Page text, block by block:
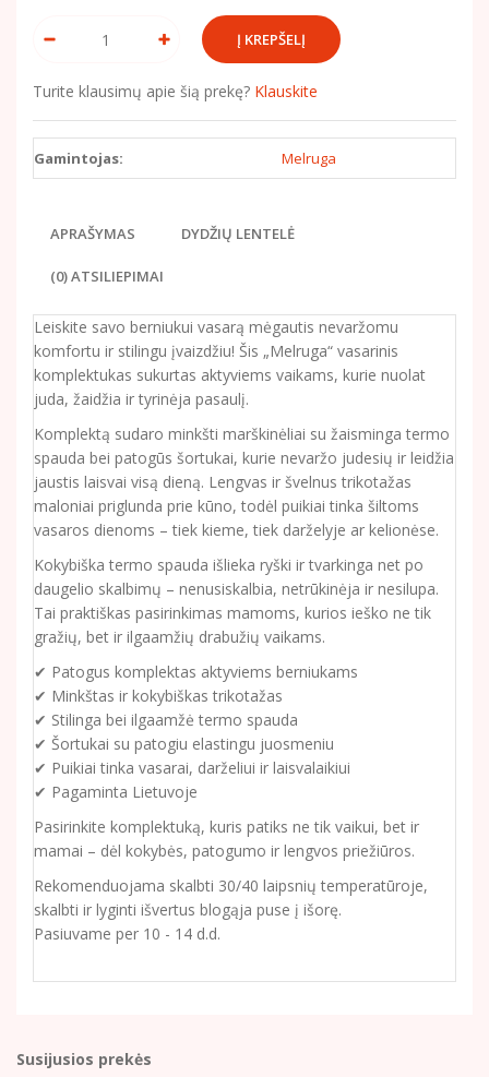
Turite klausimų apie šią prekę? Klauskite
Gamintojas: Melruga
APRAŠYMAS DYDŽIŲ LENTELĖ
(0) ATSILIEPIMAI
Leiskite savo berniukui vasarą mėgautis nevaržomu
komfortu ir stilingu įvaizdžiu! Šis „Melruga“ vasarinis
komplektukas sukurtas aktyviems vaikams, kurie nuolat
juda, žaidžia ir tyrinėja pasaulį.
Komplektą sudaro minkšti marškinėliai su žaisminga termo
spauda bei patogūs šortukai, kurie nevaržo judesių ir leidžia
jaustis laisvai visą dieną. Lengvas ir švelnus trikotažas
maloniai priglunda prie kūno, todėl puikiai tinka šiltoms
vasaros dienoms – tiek kieme, tiek darželyje ar kelionėse.
Kokybiška termo spauda išlieka ryški ir tvarkinga net po
daugelio skalbimų – nenusiskalbia, netrūkinėja ir nesilupa.
Tai praktiškas pasirinkimas mamoms, kurios ieško ne tik
gražių, bet ir ilgaamžių drabužių vaikams.
✔ Patogus komplektas aktyviems berniukams
✔ Minkštas ir kokybiškas trikotažas
✔ Stilinga bei ilgaamžė termo spauda
✔ Šortukai su patogiu elastingu juosmeniu
✔ Puikiai tinka vasarai, darželiui ir laisvalaikiui
✔ Pagaminta Lietuvoje
Pasirinkite komplektuką, kuris patiks ne tik vaikui, bet ir
mamai – dėl kokybės, patogumo ir lengvos priežiūros.
Rekomenduojama skalbti 30/40 laipsnių temperatūroje,
skalbti ir lyginti išvertus blogąja puse į išorę.
Pasiuvame per 10 - 14 d.d.
Susijusios prekės